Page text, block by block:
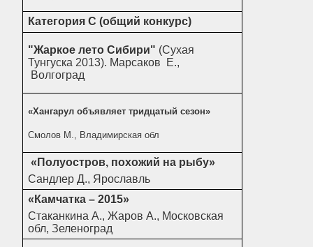
Категория С (общий конкурс)
"Жаркое лето Сибири" (Сухая
Тунгуска 2013). Марсаков Е.,
Волгоград
«Хангарул объявляет тридцатый сезон»
Смолов М., Владимирская обл
«Полуостров, похожий на рыбу»
Сандлер Д., Ярославль
«Камчатка – 2015»
Стаканкина А., Жаров А., Московская
обл, Зеленоград